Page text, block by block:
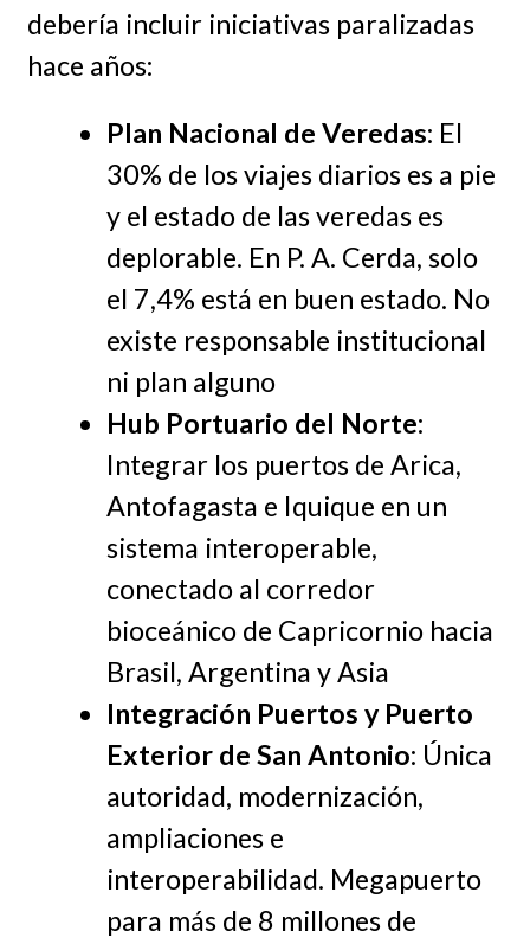
debería incluir iniciativas paralizadas
hace años:
Plan Nacional de Veredas: El
30% de los viajes diarios es a pie
y el estado de las veredas es
deplorable. En P. A. Cerda, solo
el 7,4% está en buen estado. No
existe responsable institucional
ni plan alguno
Hub Portuario del Norte:
Integrar los puertos de Arica,
Antofagasta e Iquique en un
sistema interoperable,
conectado al corredor
bioceánico de Capricornio hacia
Brasil, Argentina y Asia
Integración Puertos y Puerto
Exterior de San Antonio: Única
autoridad, modernización,
ampliaciones e
interoperabilidad. Megapuerto
para más de 8 millones de